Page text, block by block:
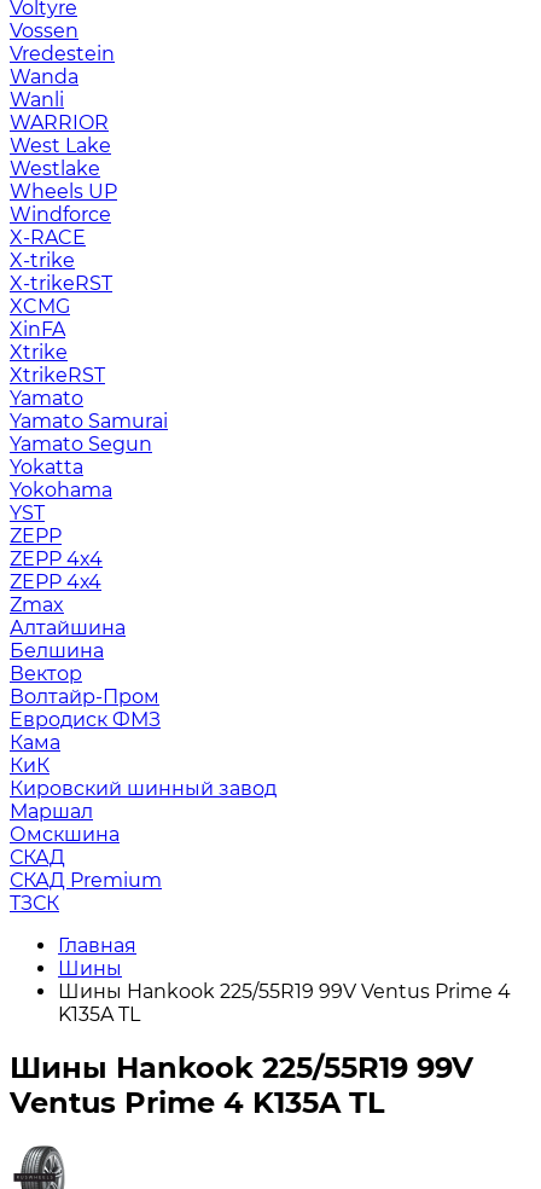
Voltyre
Vossen
Vredestein
Wanda
Wanli
WARRIOR
West Lake
Westlake
Wheels UP
Windforce
X-RACE
X-trike
X-trikeRST
XCMG
XinFA
Xtrike
XtrikeRST
Yamato
Yamato Samurai
Yamato Segun
Yokatta
Yokohama
YST
ZEPP
ZEPP 4x4
ZEPP 4х4
Zmax
Алтайшина
Белшина
Вектор
Волтайр-Пром
Евродиск ФМЗ
Кама
КиК
Кировский шинный завод
Маршал
Омскшина
СКАД
СКАД Premium
ТЗСК
Главная
Шины
Шины Hankook 225/55R19 99V Ventus Prime 4
K135A TL
Шины Hankook 225/55R19 99V
Ventus Prime 4 K135A TL